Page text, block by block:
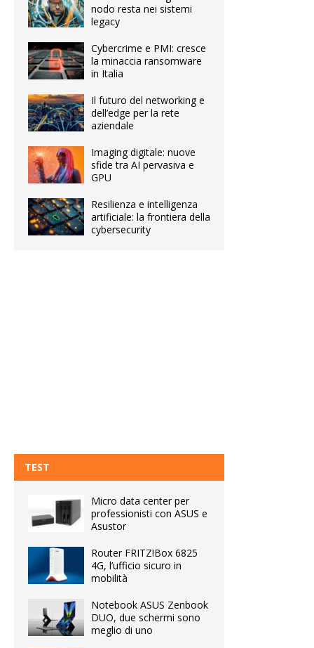
nodo resta nei sistemi
legacy
Cybercrime e PMI: cresce
la minaccia ransomware
in Italia
Il futuro del networking e
dell’edge per la rete
aziendale
Imaging digitale: nuove
sfide tra AI pervasiva e
GPU
Resilienza e intelligenza
artificiale: la frontiera della
cybersecurity
TEST
Micro data center per
professionisti con ASUS e
Asustor
Router FRITZ!Box 6825
4G, l’ufficio sicuro in
mobilità
Notebook ASUS Zenbook
DUO, due schermi sono
meglio di uno